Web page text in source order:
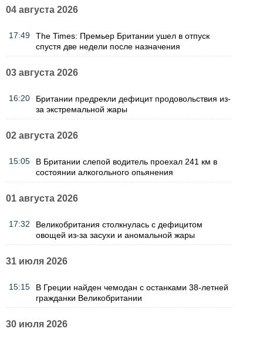
04 августа 2026
17:49
The Times: Премьер Британии ушел в отпуск
спустя две недели после назначения
03 августа 2026
16:20
Британии предрекли дефицит продовольствия из-
за экстремальной жары
02 августа 2026
15:05
В Британии слепой водитель проехал 241 км в
состоянии алкогольного опьянения
01 августа 2026
17:32
Великобритания столкнулась с дефицитом
овощей из-за засухи и аномальной жары
31 июля 2026
15:15
В Греции найден чемодан с останками 38-летней
гражданки Великобритании
30 июля 2026